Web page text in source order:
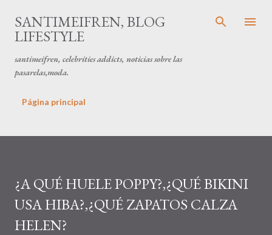
Ir al contenido principal
SANTIMEIFREN, BLOG
LIFESTYLE
santimeifren, celebrities addicts, noticias sobre las
pasarelas,moda.
Página principal
¿A QUÉ HUELE POPPY?,¿QUÉ BIKINI
USA HIBA?,¿QUÉ ZAPATOS CALZA
HELEN?